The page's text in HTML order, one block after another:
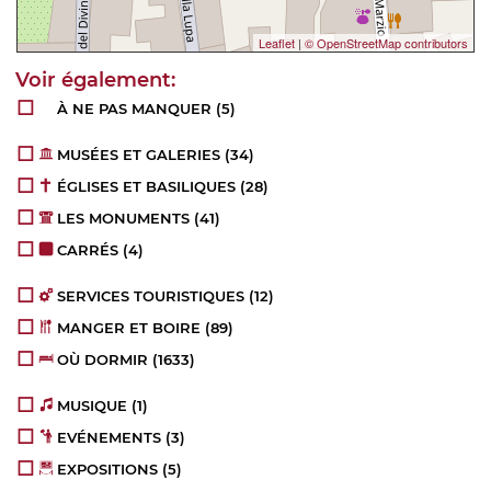
Leaflet | © OpenStreetMap contributors
À NE PAS MANQUER (5)
MUSÉES ET GALERIES (34)
ÉGLISES ET BASILIQUES (28)
LES MONUMENTS (41)
CARRÉS (4)
SERVICES TOURISTIQUES (12)
MANGER ET BOIRE (89)
OÙ DORMIR (1633)
MUSIQUE (1)
EVÉNEMENTS (3)
EXPOSITIONS (5)